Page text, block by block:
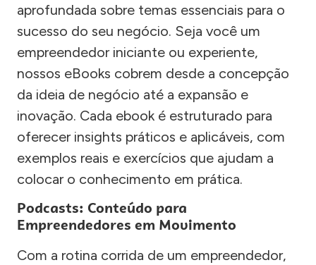
aprofundada sobre temas essenciais para o
sucesso do seu negócio. Seja você um
empreendedor iniciante ou experiente,
nossos eBooks cobrem desde a concepção
da ideia de negócio até a expansão e
inovação. Cada ebook é estruturado para
oferecer insights práticos e aplicáveis, com
exemplos reais e exercícios que ajudam a
colocar o conhecimento em prática.
Podcasts: Conteúdo para
Empreendedores em Movimento
Com a rotina corrida de um empreendedor,